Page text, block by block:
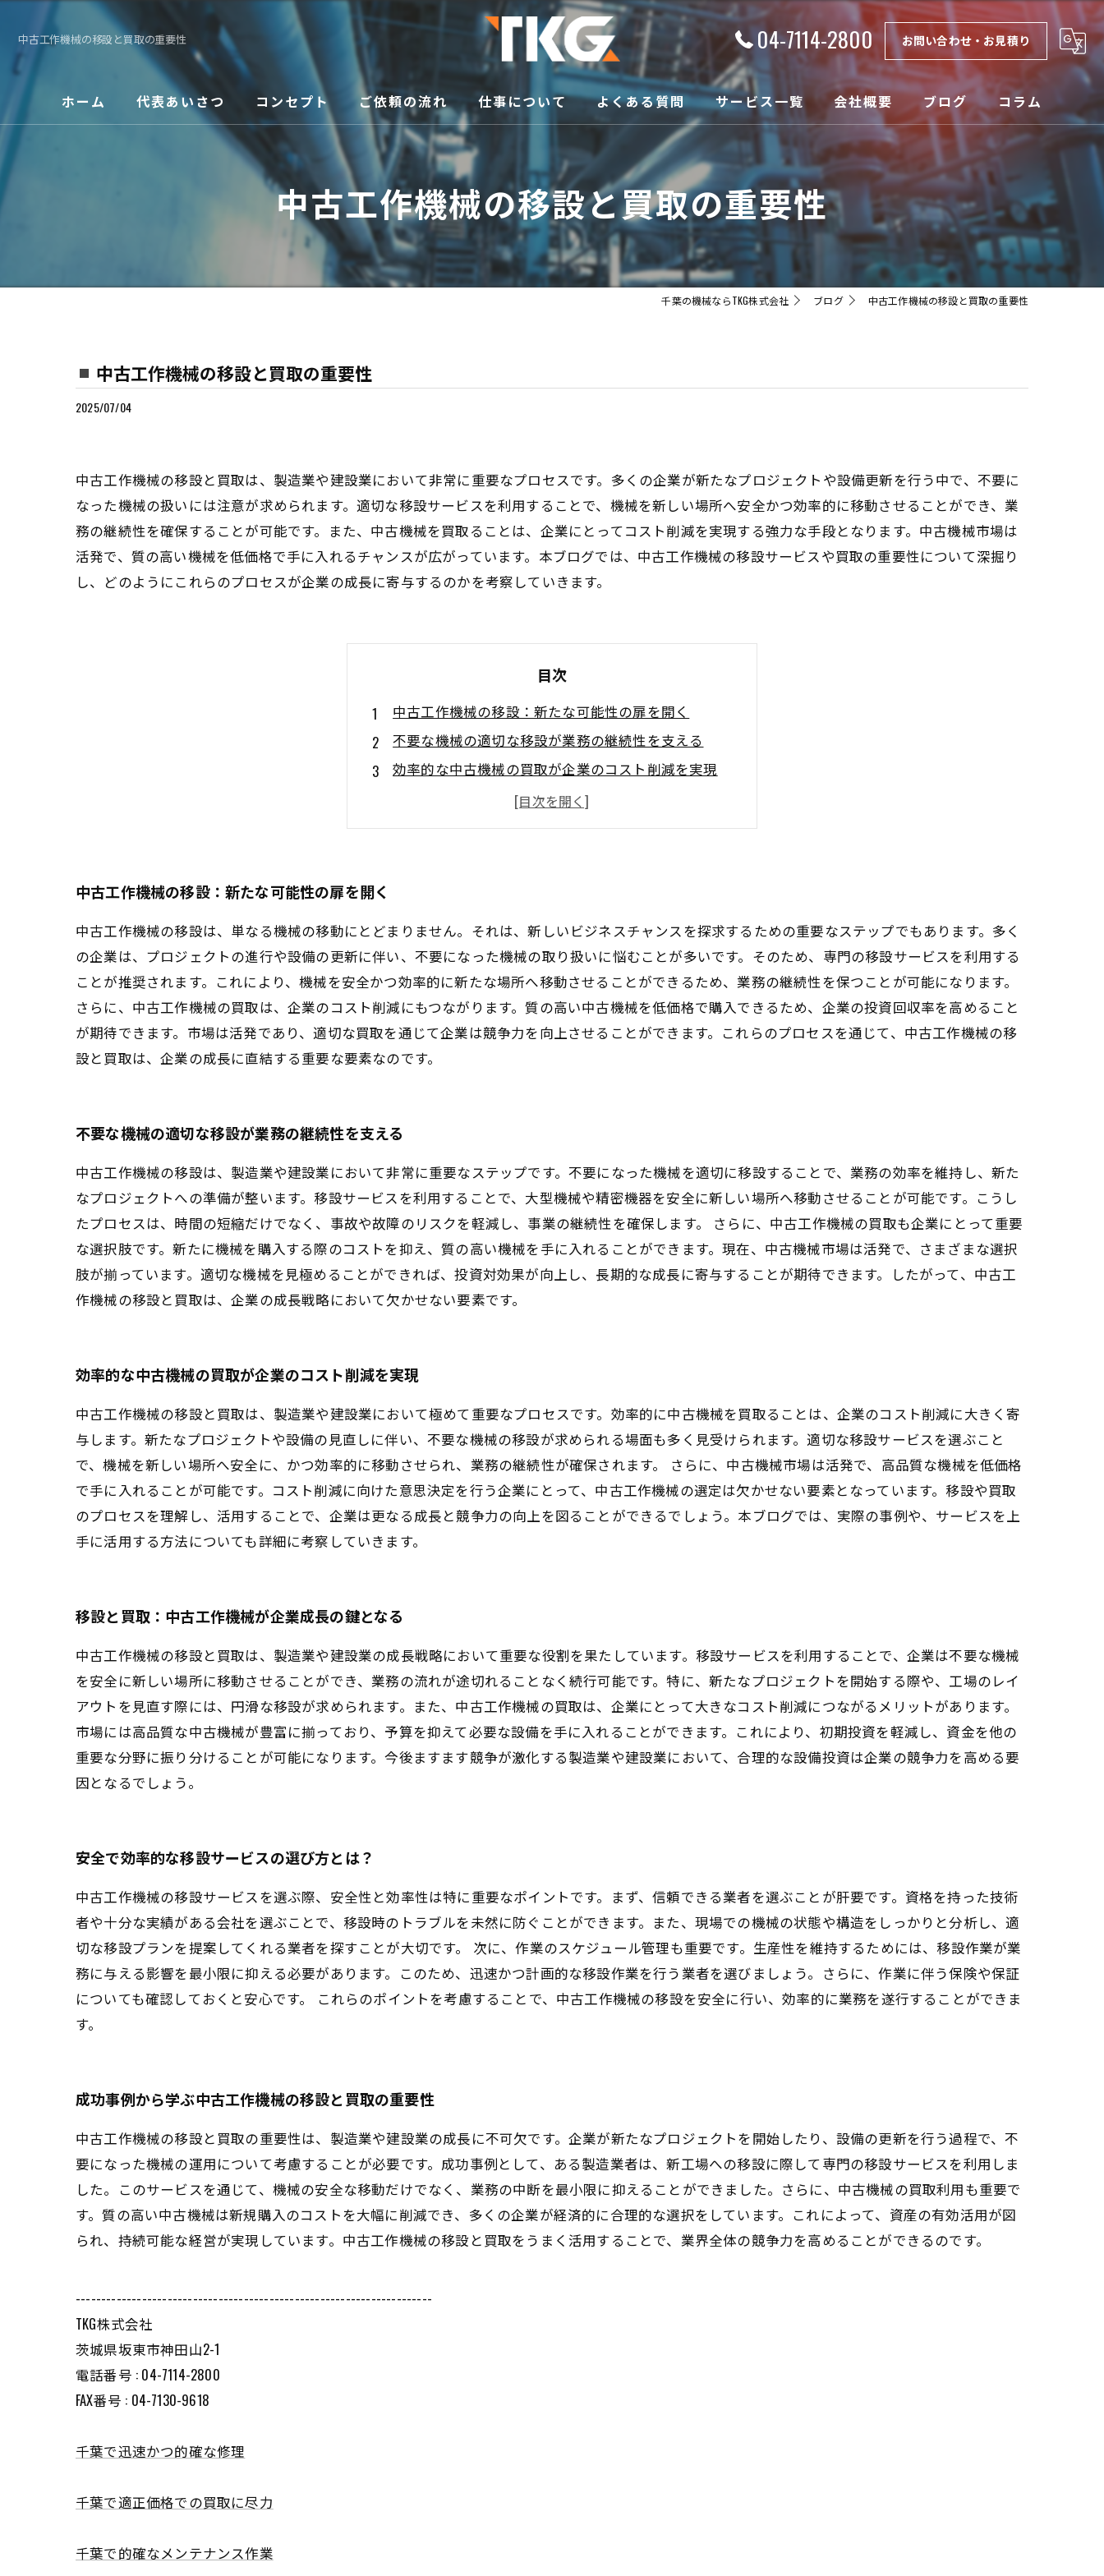
中古工作機械の移設と買取の重要性 04-7114-2800 お問い合わせ・お見積り
ホーム 代表あいさつ コンセプト ご依頼の流れ 仕事について よくある質問 サービス一覧
修理
買取
メンテナンス
移設
会社概要
漫画特集
ブログ コラム
中古工作機械の移設と買取の重要性
千葉の機械ならTKG株式会社 ブログ 中古工作機械の移設と買取の重要性
中古工作機械の移設と買取の重要性
2025/07/04
中古工作機械の移設と買取は、製造業や建設業において非常に重要なプロセスです。多くの企業が新たなプロジェクトや設備更新を行う中で、不要に
なった機械の扱いには注意が求められます。適切な移設サービスを利用することで、機械を新しい場所へ安全かつ効率的に移動させることができ、業
務の継続性を確保することが可能です。また、中古機械を買取ることは、企業にとってコスト削減を実現する強力な手段となります。中古機械市場は
活発で、質の高い機械を低価格で手に入れるチャンスが広がっています。本ブログでは、中古工作機械の移設サービスや買取の重要性について深掘り
し、どのようにこれらのプロセスが企業の成長に寄与するのかを考察していきます。
目次
中古工作機械の移設：新たな可能性の扉を開く
不要な機械の適切な移設が業務の継続性を支える
効率的な中古機械の買取が企業のコスト削減を実現
移設と買取：中古工作機械が企業成長の鍵となる
安全で効率的な移設サービスの選び方とは？
中古工作機械の移設：新たな可能性の扉を開く
中古工作機械の移設は、単なる機械の移動にとどまりません。それは、新しいビジネスチャンスを探求するための重要なステップでもあります。多く
の企業は、プロジェクトの進行や設備の更新に伴い、不要になった機械の取り扱いに悩むことが多いです。そのため、専門の移設サービスを利用する
ことが推奨されます。これにより、機械を安全かつ効率的に新たな場所へ移動させることができるため、業務の継続性を保つことが可能になります。
さらに、中古工作機械の買取は、企業のコスト削減にもつながります。質の高い中古機械を低価格で購入できるため、企業の投資回収率を高めること
が期待できます。市場は活発であり、適切な買取を通じて企業は競争力を向上させることができます。これらのプロセスを通じて、中古工作機械の移
設と買取は、企業の成長に直結する重要な要素なのです。
不要な機械の適切な移設が業務の継続性を支える
中古工作機械の移設は、製造業や建設業において非常に重要なステップです。不要になった機械を適切に移設することで、業務の効率を維持し、新た
なプロジェクトへの準備が整います。移設サービスを利用することで、大型機械や精密機器を安全に新しい場所へ移動させることが可能です。こうし
たプロセスは、時間の短縮だけでなく、事故や故障のリスクを軽減し、事業の継続性を確保します。 さらに、中古工作機械の買取も企業にとって重要
な選択肢です。新たに機械を購入する際のコストを抑え、質の高い機械を手に入れることができます。現在、中古機械市場は活発で、さまざまな選択
肢が揃っています。適切な機械を見極めることができれば、投資対効果が向上し、長期的な成長に寄与することが期待できます。したがって、中古工
作機械の移設と買取は、企業の成長戦略において欠かせない要素です。
効率的な中古機械の買取が企業のコスト削減を実現
中古工作機械の移設と買取は、製造業や建設業において極めて重要なプロセスです。効率的に中古機械を買取ることは、企業のコスト削減に大きく寄
与します。新たなプロジェクトや設備の見直しに伴い、不要な機械の移設が求められる場面も多く見受けられます。適切な移設サービスを選ぶこと
で、機械を新しい場所へ安全に、かつ効率的に移動させられ、業務の継続性が確保されます。 さらに、中古機械市場は活発で、高品質な機械を低価格
で手に入れることが可能です。コスト削減に向けた意思決定を行う企業にとって、中古工作機械の選定は欠かせない要素となっています。移設や買取
のプロセスを理解し、活用することで、企業は更なる成長と競争力の向上を図ることができるでしょう。本ブログでは、実際の事例や、サービスを上
手に活用する方法についても詳細に考察していきます。
移設と買取：中古工作機械が企業成長の鍵となる
中古工作機械の移設と買取は、製造業や建設業の成長戦略において重要な役割を果たしています。移設サービスを利用することで、企業は不要な機械
を安全に新しい場所に移動させることができ、業務の流れが途切れることなく続行可能です。特に、新たなプロジェクトを開始する際や、工場のレイ
アウトを見直す際には、円滑な移設が求められます。また、中古工作機械の買取は、企業にとって大きなコスト削減につながるメリットがあります。
市場には高品質な中古機械が豊富に揃っており、予算を抑えて必要な設備を手に入れることができます。これにより、初期投資を軽減し、資金を他の
重要な分野に振り分けることが可能になります。今後ますます競争が激化する製造業や建設業において、合理的な設備投資は企業の競争力を高める要
因となるでしょう。
安全で効率的な移設サービスの選び方とは？
中古工作機械の移設サービスを選ぶ際、安全性と効率性は特に重要なポイントです。まず、信頼できる業者を選ぶことが肝要です。資格を持った技術
者や十分な実績がある会社を選ぶことで、移設時のトラブルを未然に防ぐことができます。また、現場での機械の状態や構造をしっかりと分析し、適
切な移設プランを提案してくれる業者を探すことが大切です。 次に、作業のスケジュール管理も重要です。生産性を維持するためには、移設作業が業
務に与える影響を最小限に抑える必要があります。このため、迅速かつ計画的な移設作業を行う業者を選びましょう。さらに、作業に伴う保険や保証
についても確認しておくと安心です。 これらのポイントを考慮することで、中古工作機械の移設を安全に行い、効率的に業務を遂行することができま
す。
成功事例から学ぶ中古工作機械の移設と買取の重要性
中古工作機械の移設と買取の重要性は、製造業や建設業の成長に不可欠です。企業が新たなプロジェクトを開始したり、設備の更新を行う過程で、不
要になった機械の運用について考慮することが必要です。成功事例として、ある製造業者は、新工場への移設に際して専門の移設サービスを利用しま
した。このサービスを通じて、機械の安全な移動だけでなく、業務の中断を最小限に抑えることができました。さらに、中古機械の買取利用も重要で
す。質の高い中古機械は新規購入のコストを大幅に削減でき、多くの企業が経済的に合理的な選択をしています。これによって、資産の有効活用が図
られ、持続可能な経営が実現しています。中古工作機械の移設と買取をうまく活用することで、業界全体の競争力を高めることができるのです。
----------------------------------------------------------------------
TKG株式会社
茨城県坂東市神田山2-1
電話番号 : 04-7114-2800
FAX番号 : 04-7130-9618
千葉で迅速かつ的確な修理
千葉で適正価格での買取に尽力
千葉で的確なメンテナンス作業